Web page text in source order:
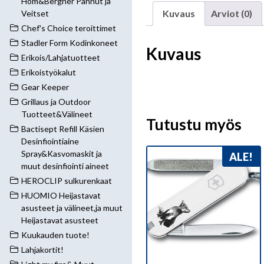
Veitset
Chef's Choice teroittimet
Stadler Form Kodinkoneet
Erikois/Lahjatuotteet
Erikoistyökalut
Gear Keeper
Grillaus ja Outdoor
Tuotteet&Välineet
Bactisept Refill Käsien
Desinfiointiaine
Spray&Kasvomaskit ja
muut desinfiointi aineet
HEROCLIP sulkurenkaat
HUOMIO Heijastavat
asusteet ja välineet,ja muut
Heijastavat asusteet
Kuukauden tuote!
Lahjakortit!
Kuvaus Arviot (0)
Kuvaus
Tutustu myös
ALE!